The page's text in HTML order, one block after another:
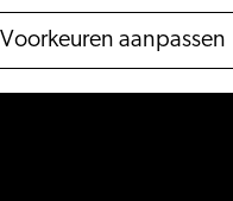
Voorkeuren aanpassen